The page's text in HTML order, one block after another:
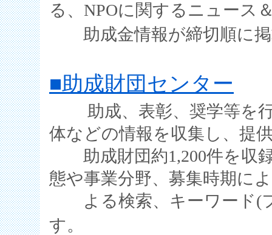
る、NPOに関するニュース
助成金情報が締切順に掲
■助成財団センター
助成、表彰、奨学等を
体などの情報を収集し、提
助成財団約1,200件を収
態や事業分野、募集時期に
よる検索、キーワード(
す。